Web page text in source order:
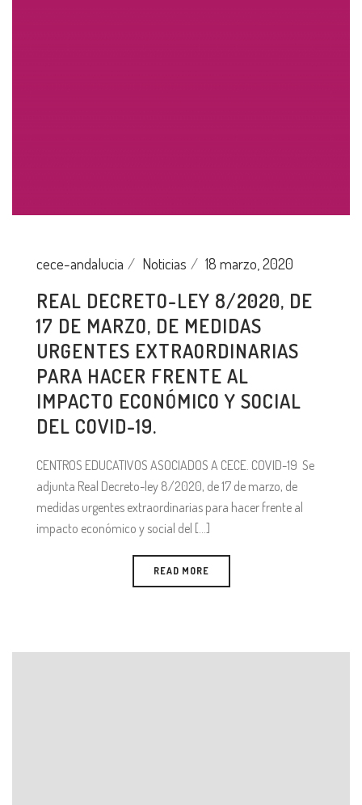
cece-andalucia Noticias 18 marzo, 2020
REAL DECRETO-LEY 8/2020, DE
17 DE MARZO, DE MEDIDAS
URGENTES EXTRAORDINARIAS
PARA HACER FRENTE AL
IMPACTO ECONÓMICO Y SOCIAL
DEL COVID-19.
CENTROS EDUCATIVOS ASOCIADOS A CECE. COVID-19 Se
adjunta Real Decreto-ley 8/2020, de 17 de marzo, de
medidas urgentes extraordinarias para hacer frente al
impacto económico y social del [...]
READ MORE